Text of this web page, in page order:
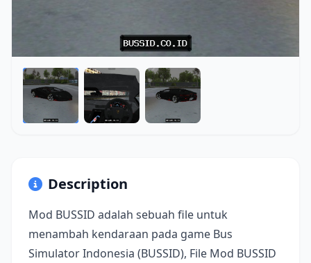
Description
Mod BUSSID adalah sebuah file untuk
menambah kendaraan pada game Bus
Simulator Indonesia (BUSSID), File Mod BUSSID